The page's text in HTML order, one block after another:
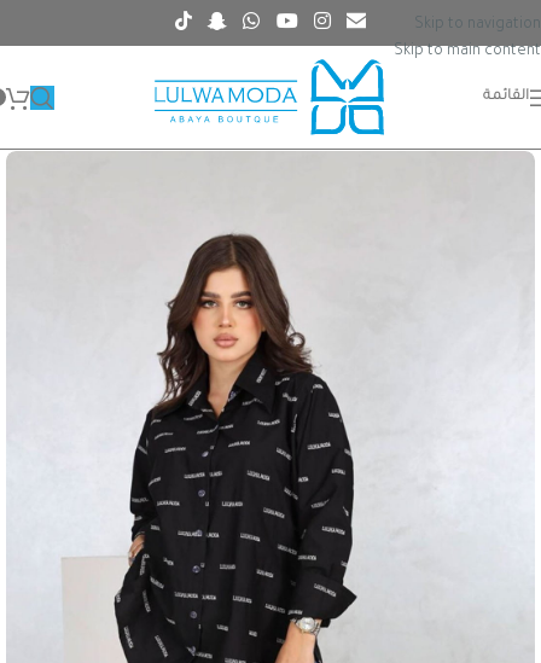
Skip to navigation
Skip to main content
القائمة